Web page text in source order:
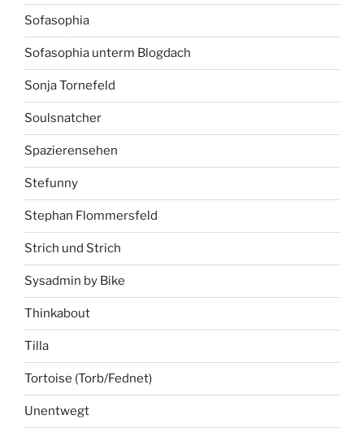
Sofasophia
Sofasophia unterm Blogdach
Sonja Tornefeld
Soulsnatcher
Spazierensehen
Stefunny
Stephan Flommersfeld
Strich und Strich
Sysadmin by Bike
Thinkabout
Tilla
Tortoise (Torb/Fednet)
Unentwegt